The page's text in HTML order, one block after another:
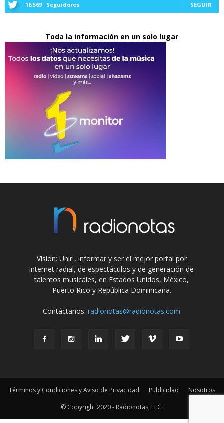
16,569 Seguidores SEGUIR
Toda la información en un solo lugar
Vision: Unir , informar y ser el mejor portal por
internet radial, de espectáculos y de generación de
talentos musicales, en Estados Unidos, México,
Puerto Rico y República Dominicana.
Contáctanos:radionotas@radionotas.com
Términos y Condiciones y Aviso de Privacidad Publicidad
Nosotros
© Copyright 2020 - Radionotas, LLC.